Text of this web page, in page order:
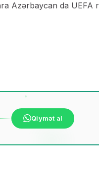
Azərbaycan da UEFA
Qiymət al